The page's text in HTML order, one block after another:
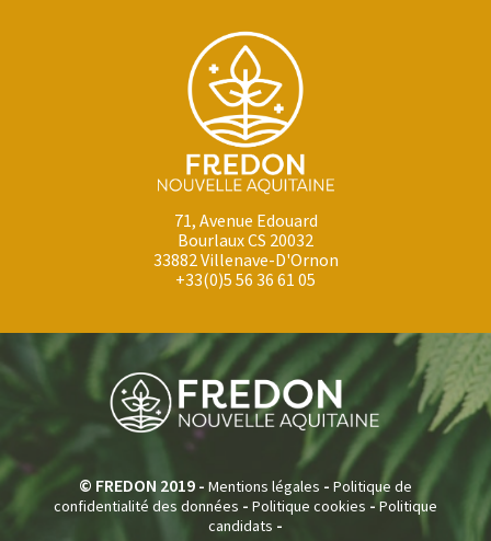
71, Avenue Edouard
Bourlaux CS 20032
33882 Villenave-D'Ornon
+33(0)5 56 36 61 05
© FREDON 2019 - Mentions légales - Politique de
confidentialité des données - Politique cookies -Politique
candidats -